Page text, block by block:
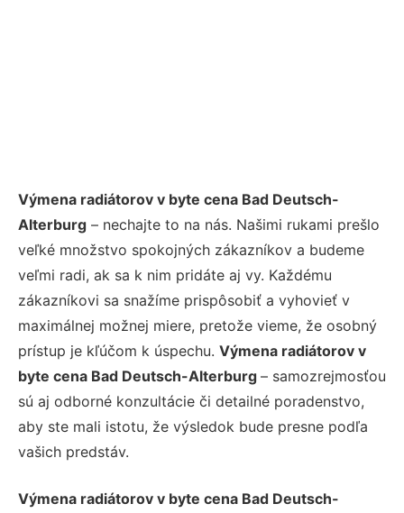
Výmena radiátorov v byte cena Bad Deutsch-
Alterburg – nechajte to na nás. Našimi rukami prešlo
veľké množstvo spokojných zákazníkov a budeme
veľmi radi, ak sa k nim pridáte aj vy. Každému
zákazníkovi sa snažíme prispôsobiť a vyhovieť v
maximálnej možnej miere, pretože vieme, že osobný
prístup je kľúčom k úspechu. Výmena radiátorov v
byte cena Bad Deutsch-Alterburg – samozrejmosťou
sú aj odborné konzultácie či detailné poradenstvo,
aby ste mali istotu, že výsledok bude presne podľa
vašich predstáv.
Výmena radiátorov v byte cena Bad Deutsch-